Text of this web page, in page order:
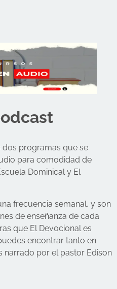
dos programas que se
para comodidad de
Dominical y El
frecuencia semanal, y son
de enseñanza de cada
que El Devocional es
encontrar tanto en
narrado por el pastor Edison